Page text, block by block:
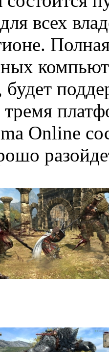
всех
будет
Online